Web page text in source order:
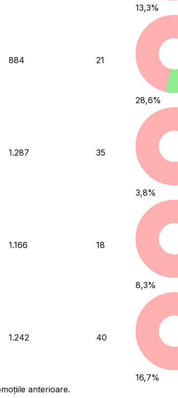
13,3%
884 21
28,6%
1.287 35
3,8%
1.166 18
8,3%
1.242 40
16,7%
anterioare.